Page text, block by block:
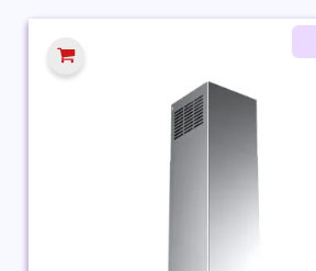
9,999 ج.م.
8,499 ج.م.